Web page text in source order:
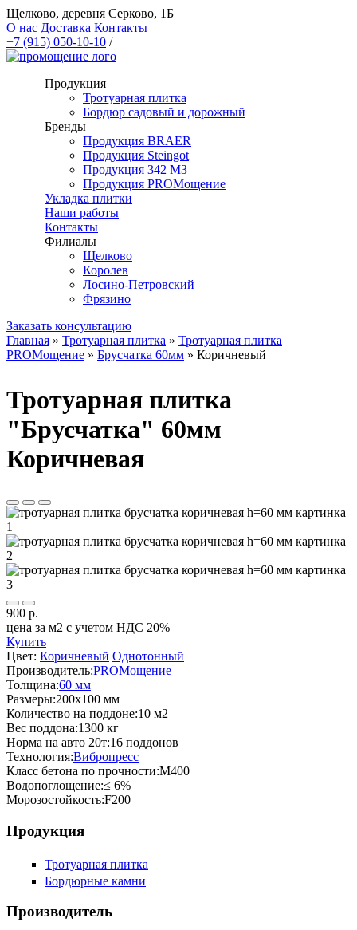
Щелково, деревня Серково, 1Б
О нас Доставка Контакты
+7 (915) 050-10-10 /
Продукция
Тротуарная плитка
Бордюр садовый и дорожный
Бренды
Продукция BRAER
Продукция Steingot
Продукция 342 МЗ
Продукция PROМощение
Укладка плитки
Наши работы
Контакты
Филиалы
Щелково
Королев
Лосино-Петровский
Фрязино
Заказать консультацию
Вы здесь
Главная » Тротуарная плитка » Тротуарная плитка
PROМощение » Брусчатка 60мм » Коричневый
Тротуарная плитка
"Брусчатка" 60мм
Коричневая
900 р.
цена за м2 с учетом НДС 20%
Купить
Цвет: Коричневый Однотонный
Производитель:PROМощение
Толщина:60 мм
Размеры:200х100 мм
Количество на поддоне:10 м2
Вес поддона:1300 кг
Норма на авто 20т:16 поддонов
Технология:Вибропресс
Класс бетона по прочности:М400
Водопоглощение:≤ 6%
Морозостойкость:F200
Продукция
Тротуарная плитка
Бордюрные камни
Производитель